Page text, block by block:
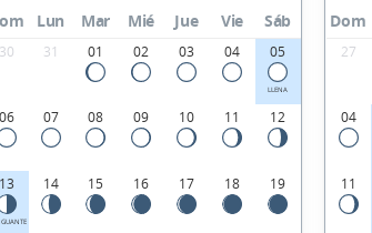
Lun Mar Mié Jue Vie Sáb
30 31 01 02 03 04 05
LLENA
06 07 08 09 10 11 12
13 14 15 16 17 18 19
Dom
27
04
11